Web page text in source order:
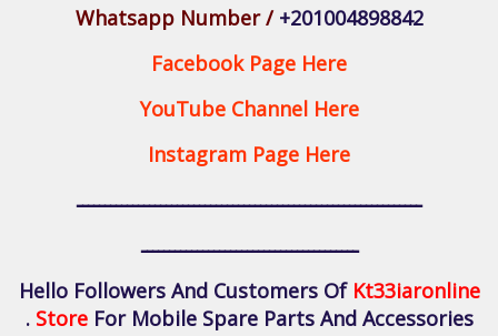
Whatsapp Number / +201004898842
Facebook Page Here
YouTube Channel Here
Instagram Page Here
ــــــــــــــــــــــــــــــــــــــــــــــــــــــــــــــ
ـــــــــــــــــــــــــــــــــــــــ
Hello Followers And Customers Of Kt33iaronline
StoreFor Mobile Spare Parts And Accessories .